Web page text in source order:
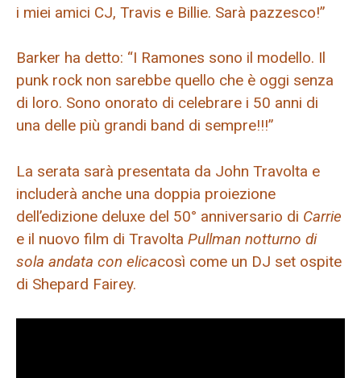
i miei amici CJ, Travis e Billie. Sarà pazzesco!”
Barker ha detto: “I Ramones sono il modello. Il
punk rock non sarebbe quello che è oggi senza
di loro. Sono onorato di celebrare i 50 anni di
una delle più grandi band di sempre!!!”
La serata sarà presentata da John Travolta e
includerà anche una doppia proiezione
dell’edizione deluxe del 50° anniversario di Carrie
e il nuovo film di Travolta Pullman notturno di
sola andata con elicacosì come un DJ set ospite
di Shepard Fairey.